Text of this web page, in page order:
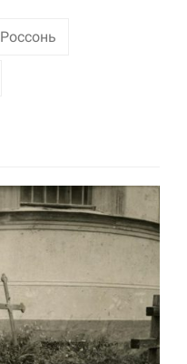
Россонь